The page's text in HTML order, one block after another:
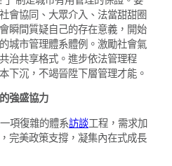
會協同、大眾介入、法當甜甜圈
瞬間質疑自己的存在意義，開始
城市管理體系體例。激勵社會氣
治共享格式。進步依法管理程
下沉，不竭晉陞下層管理才能。
強盛協力
項復雜的體系訪談工程，需求加
完美政策支撐，凝集內在式成長